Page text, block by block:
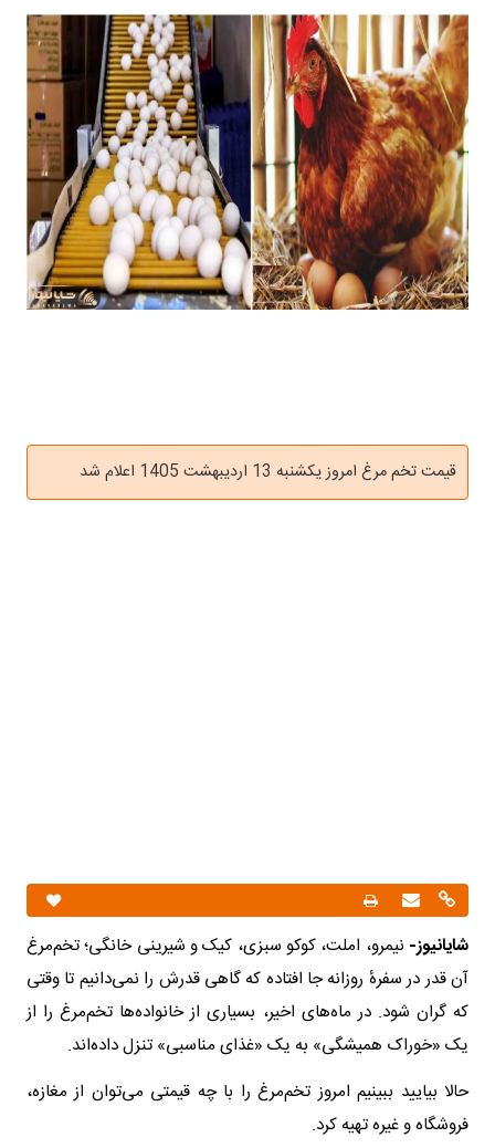
قیمت تخم مرغ امروز یکشنبه 13 اردیبهشت 1405 اعلام شد
شایانیوز- نیمرو، املت، کوکو سبزی، کیک و شیرینی خانگی؛ تخم‌مرغ
آن قدر در سفرهٔ روزانه جا افتاده که گاهی قدرش را نمی‌دانیم تا وقتی
که گران شود. در ماه‌های اخیر، بسیاری از خانواده‌ها تخم‌مرغ را از
یک «خوراک همیشگی» به یک «غذای مناسبی» تنزل داده‌اند.
حالا بیایید ببینیم امروز تخم‌مرغ را با چه قیمتی می‌توان از مغازه‌،
فروشگاه و غیره تهیه کرد.